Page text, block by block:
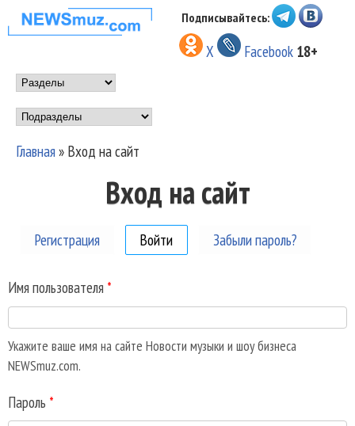
Перейти к основному
содержанию
НОВОСТИ
МУЗЫКИ И
ШОУ БИЗНЕСА
NEWSMUZ.COM
Подписывайтесь:
X Facebook 18+
Main menu
Подразделы
Вы здесь
Главная» Вход на сайт
Вход на сайт
Регистрация Войти (активная вкладка)
Забыли пароль?
Имя пользователя *
Укажите ваше имя на сайте Новости музыки и шоу бизнеса
NEWSmuz.com.
Пароль *